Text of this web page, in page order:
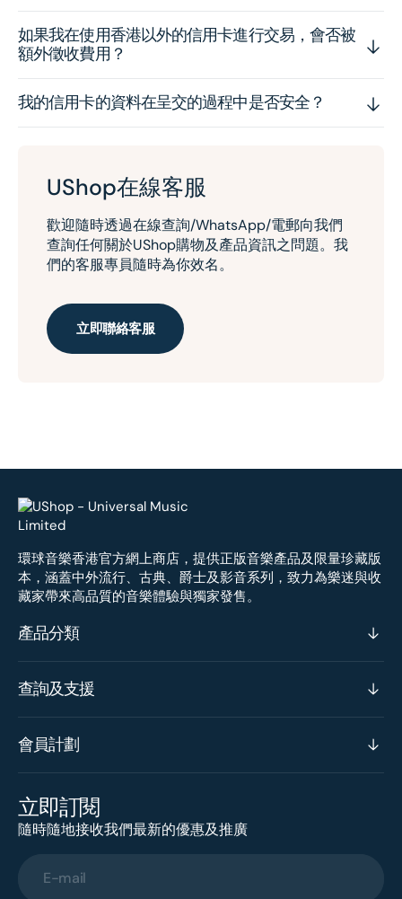
如果我在使用香港以外的信用卡進行交易，會否被
額外徵收費用？
我的信用卡的資料在呈交的過程中是否安全？
UShop在線客服
歡迎隨時透過在線查詢/WhatsApp/電郵向我們
查詢任何關於UShop購物及產品資訊之問題。我
們的客服專員隨時為你效名。
立即聯絡客服
環球音樂香港官方網上商店，提供正版音樂產品及限量珍藏版
本，涵蓋中外流行、古典、爵士及影音系列，致力為樂迷與收
藏家帶來高品質的音樂體驗與獨家發售。
產品分類
查詢及支援
會員計劃
立即訂閱
隨時隨地接收我們最新的優惠及推廣
E-mail